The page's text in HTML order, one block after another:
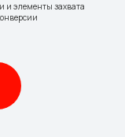
и элементы захвата